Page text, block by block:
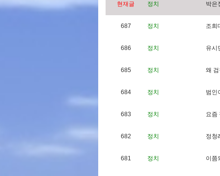
현재글 정치 박은
687 정치 조희
686 정치 유시
685 정치 왜 검
684 정치 범 인
683 정치 요즘
682 정치 정청
681 정치 이 쯤